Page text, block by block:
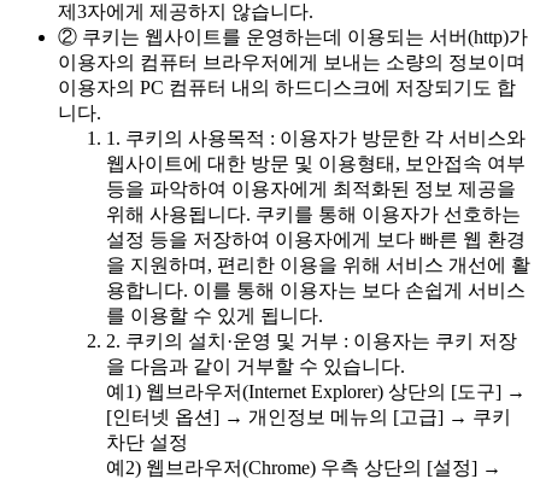
제3자에게 제공하지 않습니다.
② 쿠키는 웹사이트를 운영하는데 이용되는 서버(http)가
이용자의 컴퓨터 브라우저에게 보내는 소량의 정보이며
이용자의 PC 컴퓨터 내의 하드디스크에 저장되기도 합
니다.
1. 쿠키의 사용목적 : 이용자가 방문한 각 서비스와
웹사이트에 대한 방문 및 이용형태, 보안접속 여부
등을 파악하여 이용자에게 최적화된 정보 제공을
위해 사용됩니다. 쿠키를 통해 이용자가 선호하는
설정 등을 저장하여 이용자에게 보다 빠른 웹 환경
을 지원하며, 편리한 이용을 위해 서비스 개선에 활
용합니다. 이를 통해 이용자는 보다 손쉽게 서비스
를 이용할 수 있게 됩니다.
2. 쿠키의 설치·운영 및 거부 : 이용자는 쿠키 저장
을 다음과 같이 거부할 수 있습니다.
예1) 웹브라우저(Internet Explorer) 상단의 [도구] →
[인터넷 옵션] → 개인정보 메뉴의 [고급] → 쿠키
차단 설정
예2) 웹브라우저(Chrome) 우측 상단의 [설정] →